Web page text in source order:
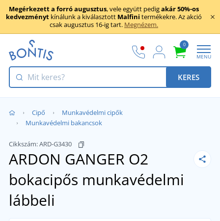
Megérkezett a forró augusztus, vele együtt pedigakár 50%-os
kedvezményt kínálunk a kiválasztott Malfini termékekre. Az akció
csak augusztus 16-ig tart. Megnézem.
0
MENU
KERES
Cipő
Munkavédelmi cipők
Munkavédelmi bakancsok
Cikkszám:ARD-G3430
ARDON GANGER O2
bokacipős munkavédelmi
lábbeli